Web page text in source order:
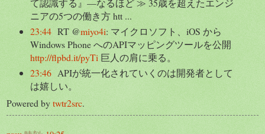
て認識する』—なるほど ≫ 35歳を超えたエンジ
ニアの5つの働き方 htt ...
23:44 RT @miyo4i: マイクロソフト、iOS から
Windows Phone へのAPIマッピングツールを公開
http://flpbd.it/pyTi 巨人の肩に乗る。
23:46 APIが統一化されていくのは開発者として
は嬉しい。
Powered bytwtr2src.